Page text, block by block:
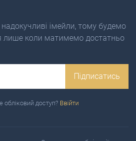
імейли, тому будемо
лише коли матимемо достатньо
Підписатись
обліковий доступ? Ввійти